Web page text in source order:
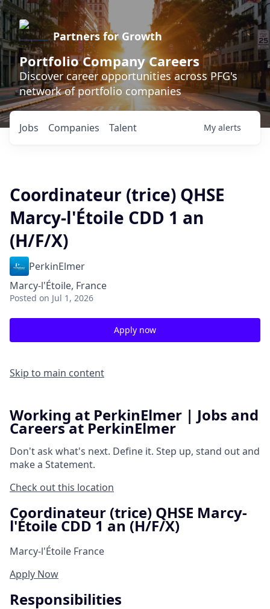
Partners for Growth
Portfolio Company Careers
Discover career opportunities across PFG's
network of portfolio companies
Jobs Companies Talent My alerts
Coordinateur (trice) QHSE
Marcy-l'Étoile CDD 1 an
(H/F/X)
PerkinElmer
Marcy-l'Étoile, France
Posted on Jul 1, 2026
Apply now
Skip to main content
Working at PerkinElmer | Jobs and
Careers at PerkinElmer
Don't ask what's next. Define it. Step up, stand out and
make a Statement.
Check out this location
Coordinateur (trice) QHSE Marcy-
l'Étoile CDD 1 an (H/F/X)
Marcy-l'Étoile France
Apply Now
Responsibilities